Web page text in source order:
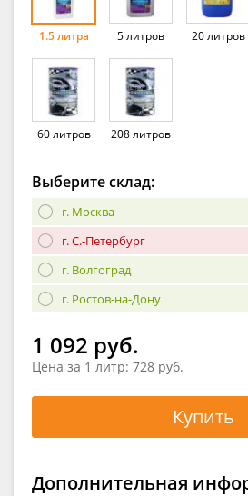
1.5 литра 5 литров 20 литров
60 литров 208 литров
Выберите склад:
г. Москва
г. С.-Петербург
г. Волгоград
г. Ростов-на-Дону
1 092 руб.
Цена за 1 литр: 728 руб.
Купить
Дополнительная